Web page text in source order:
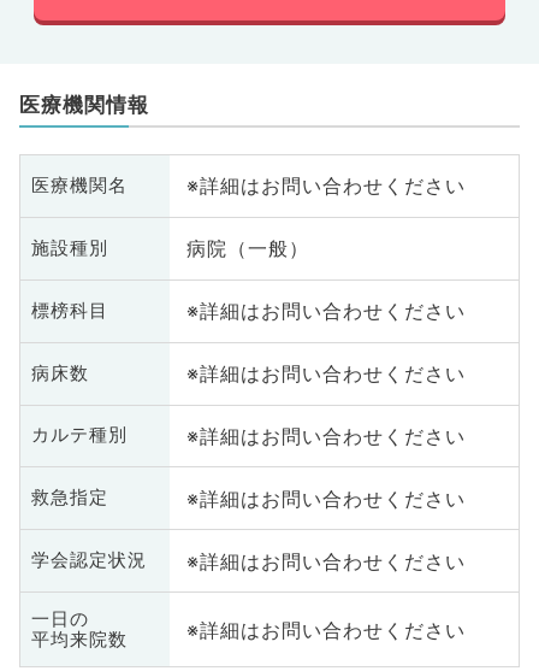
医療機関情報
医療機関名 ※詳細はお問い合わせください
施設種別 病院（一般）
標榜科目 ※詳細はお問い合わせください
病床数 ※詳細はお問い合わせください
カルテ種別 ※詳細はお問い合わせください
救急指定 ※詳細はお問い合わせください
学会認定状況 ※詳細はお問い合わせください
一日の
平均来院数
※詳細はお問い合わせください